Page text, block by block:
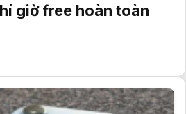
giờ free hoàn toàn